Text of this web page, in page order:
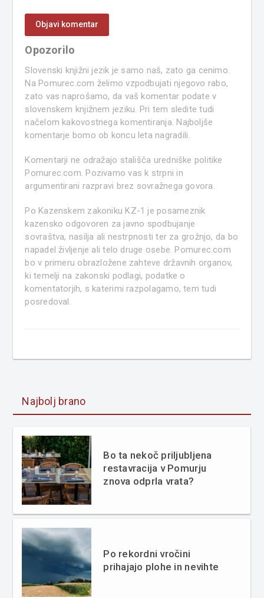
Opozorilo
Slovenski knjižni jezik je samo naš, zato ga cenimo.
Na Pomurec.com želimo vzpodbujati njegovo rabo,
zato vas naprošamo, da vaš komentar podate v
slovenskem knjižnem jeziku. Pri tem sledite tudi
načelom kakovostnega komentiranja. Najboljše
komentarje bomo ob koncu leta nagradili.
Komentarji ne odražajo stališča uredniške politike
Pomurec.com. Pozivamo vas k strpni in
argumentirani razpravi brez sovražnega govora.
Po Kazenskem zakoniku KZ-1 je posameznik
kazensko odgovoren za javno spodbujanje
sovraštva, nasilja ali nestrpnosti ter za grožnjo, da bo
napadel življenje ali telo druge osebe. Pomurec.com
bo v primeru obrazložene zahteve državnih organov,
ki temelji na zakonski podlagi, podatke o
komentatorjih, s katerimi razpolagamo, tem tudi
posredoval.
Najbolj brano
Bo ta nekoč priljubljena
restavracija v Pomurju
znova odprla vrata?
Po rekordni vročini
prihajajo plohe in nevihte